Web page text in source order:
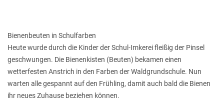
Bienenbeuten in Schulfarben
Heute wurde durch die Kinder der Schul-Imkerei fleißig der Pinsel
geschwungen. Die Bienenkisten (Beuten) bekamen einen
wetterfesten Anstrich in den Farben der Waldgrundschule. Nun
warten alle gespannt auf den Frühling, damit auch bald die Bienen
ihr neues Zuhause beziehen können.